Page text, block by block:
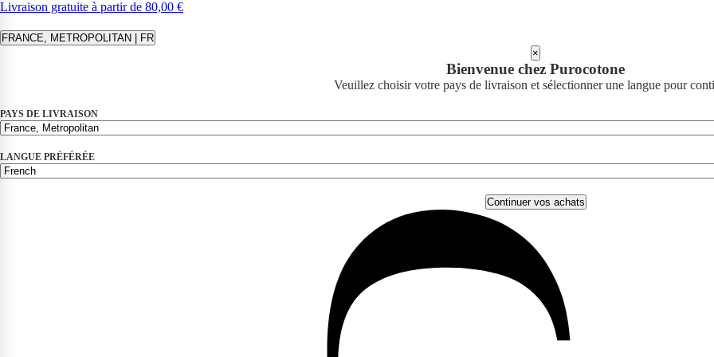
Livraison gratuite à partir de 80,00 €
FRANCE, METROPOLITAN | FR
×
Bienvenue chez Purocotone
Veuillez choisir votre pays de livraison et sélectionner une langue pour
PAYS DE LIVRAISON
LANGUE PRÉFÉRÉE
Continuer vos achats